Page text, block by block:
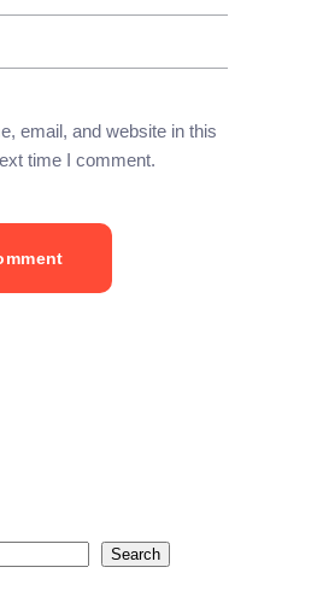
email, and website in this
time I comment.
Search